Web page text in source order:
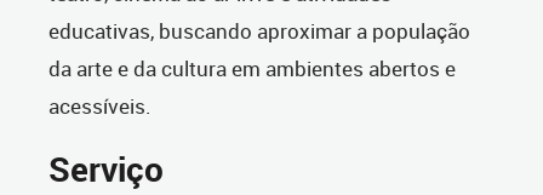
educativas, buscando aproximar a população
da arte e da cultura em ambientes abertos e
acessíveis.
Serviço